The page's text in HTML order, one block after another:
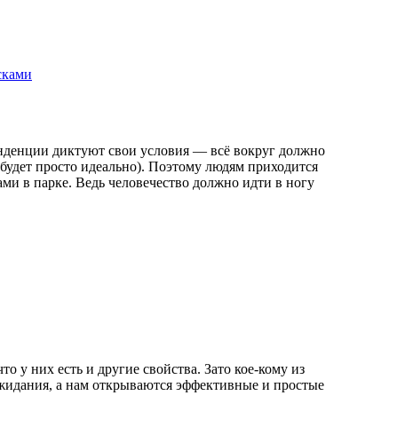
диктуют свои условия — всё вокруг должно
просто идеально). Поэтому людям приходится
в парке. Ведь человечество должно идти в ногу
у них есть и другие свойства. Зато кое-кому из
а нам открываются эффективные и простые